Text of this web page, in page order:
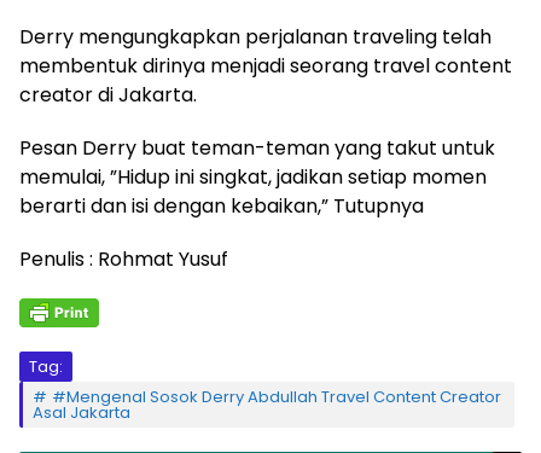
Derry mengungkapkan perjalanan traveling telah
membentuk dirinya menjadi seorang travel content
creator di Jakarta.
Pesan Derry buat teman-teman yang takut untuk
memulai, ”Hidup ini singkat, jadikan setiap momen
berarti dan isi dengan kebaikan,” Tutupnya
Penulis : Rohmat Yusuf
Tag:
#Mengenal Sosok Derry Abdullah Travel Content Creator
Asal Jakarta